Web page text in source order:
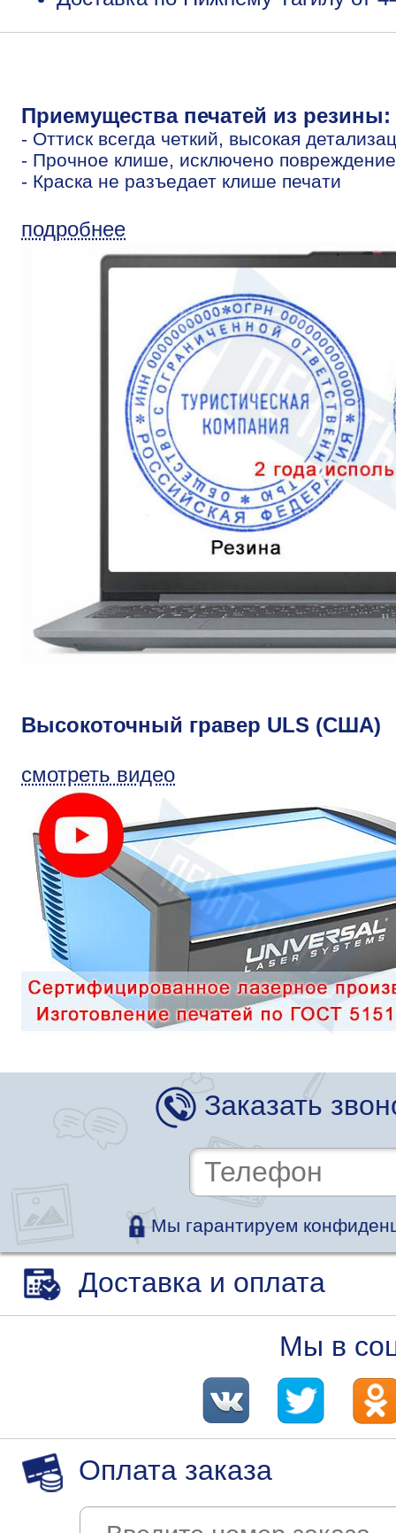
Приемущества печатей из резины:
- Оттиск всегда четкий, высокая
- Прочное клише, исключено
- Краска не разъедает клише печати
подробнее
Высокоточный гравер ULS (США)
смотреть видео
Заказать
Мы гарантируем
Доставка и оплата
Мы в
Оплата заказа